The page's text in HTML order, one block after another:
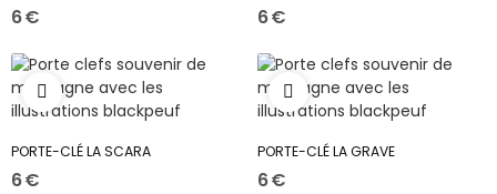
6 € 6 €
PORTE-CLÉ LA SCARA
6 €
PORTE-CLÉ LA GRAVE
6 €